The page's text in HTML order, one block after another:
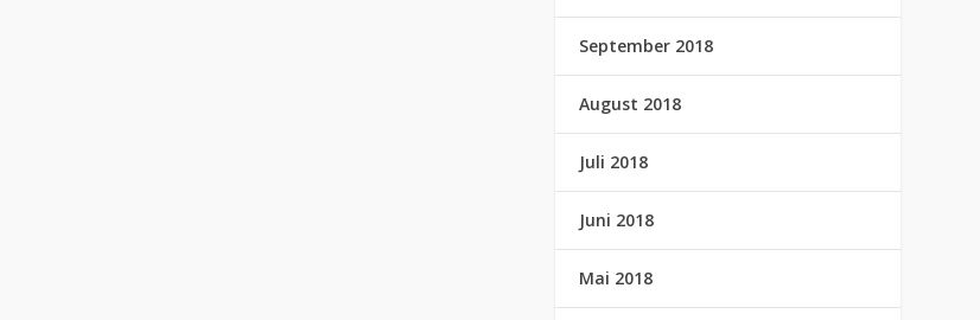
September 2018
August 2018
Juli 2018
Juni 2018
Mai 2018